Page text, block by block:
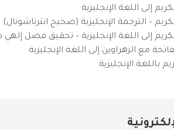
إلى اللغة الإنجليزية
– الترجمة الإنجليزية (صحيح انترناشونال)
إلى اللغة الإنجليزية – تحقيق فضل
مع الزهراوين إلى اللغة الإنجليزية
باللغة الإنجليزية